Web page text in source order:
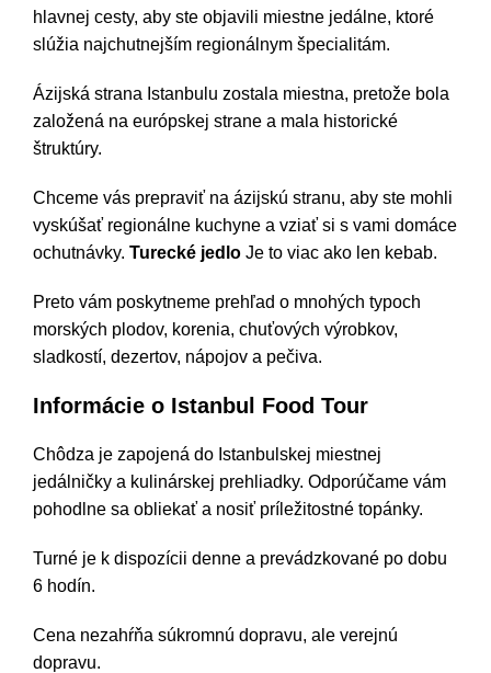
hlavnej cesty, aby ste objavili miestne jedálne, ktoré
slúžia najchutnejším regionálnym špecialitám.
Ázijská strana Istanbulu zostala miestna, pretože bola
založená na európskej strane a mala historické
štruktúry.
Chceme vás prepraviť na ázijskú stranu, aby ste mohli
vyskúšať regionálne kuchyne a vziať si s vami domáce
ochutnávky. Turecké jedlo Je to viac ako len kebab.
Preto vám poskytneme prehľad o mnohých typoch
morských plodov, korenia, chuťových výrobkov,
sladkostí, dezertov, nápojov a pečiva.
Informácie o Istanbul Food Tour
Chôdza je zapojená do Istanbulskej miestnej
jedálničky a kulinárskej prehliadky. Odporúčame vám
pohodlne sa obliekať a nosiť príležitostné topánky.
Turné je k dispozícii denne a prevádzkované po dobu
6 hodín.
Cena nezahŕňa súkromnú dopravu, ale verejnú
dopravu.